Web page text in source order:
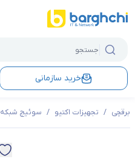
خرید سازمانی
برقچی / تجهیزات اکتیو / سوئیچ شبکه